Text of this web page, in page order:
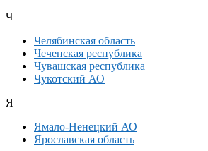
Ч
Челябинская область
Чеченская республика
Чувашская республика
Чукотский АО
Я
Ямало-Ненецкий АО
Ярославская область